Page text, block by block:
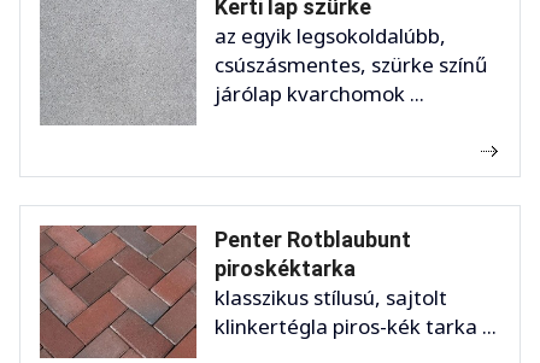
Kerti lap szürke
az egyik legsokoldalúbb,
csúszásmentes, szürke színű
járólap kvarchomok ...
Penter Rotblaubunt
piroskéktarka
klasszikus stílusú, sajtolt
klinkertégla piros-kék tarka ...